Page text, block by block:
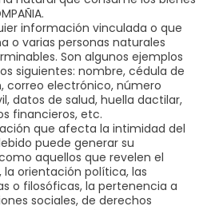
información vinculada o que
o varias personas naturales
Son algunos ejemplos
siguientes: nombre, cédula de
correo electrónico, número
datos de salud, huella dactilar,
financieros, etc.
que afecta la intimidad del
puede generar su
aquellos que revelen el
orientación política, las
o filosóficas, la pertenencia a
sociales, de derechos